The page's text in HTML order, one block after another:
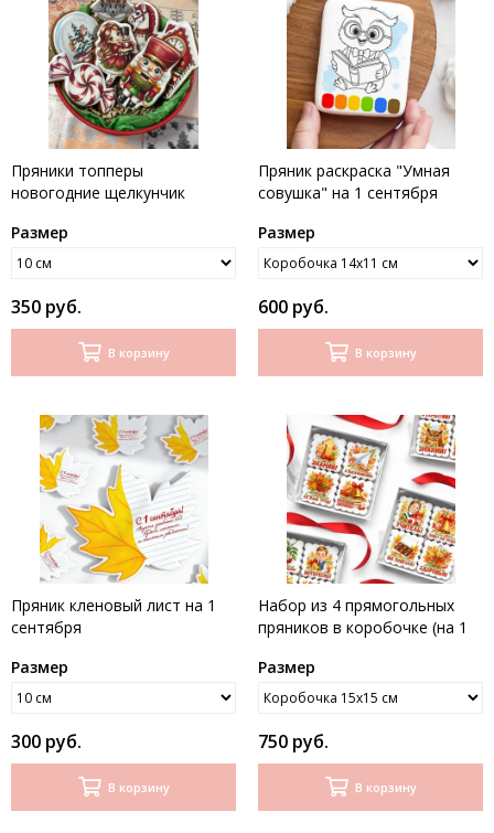
Пряники топперы
новогодние щелкунчик
Размер
350 руб.
В корзину
Пряник раскраска "Умная
совушка" на 1 сентября
Размер
600 руб.
В корзину
Пряник кленовый лист на 1
сентября
Размер
300 руб.
В корзину
Набор из 4 прямогольных
пряников в коробочке (на 1
Размер
750 руб.
В корзину